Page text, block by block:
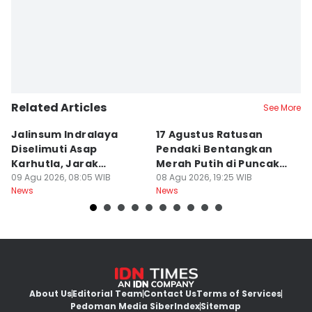
Related Articles See More
Jalinsum Indralaya
Diselimuti Asap
Karhutla, Jarak
Pandang 30 Meter
09 Agu 2026, 08:05 WIB
News
17 Agustus Ratusan
Pendaki Bentangkan
Merah Putih di Puncak
Dempo
08 Agu 2026, 19:25 WIB
News
About UsEditorial TeamContact UsTerms of Services
Pedoman Media SiberIndexSitemap